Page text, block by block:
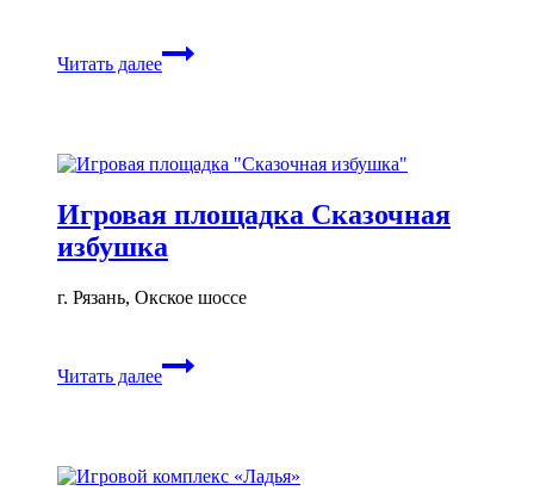
Читать далее
Игровая
площадка
Этнической
«Дюкча»
Игровая площадка Сказочная
избушка
г. Рязань, Окское шоссе
Читать далее
Игровая
площадка